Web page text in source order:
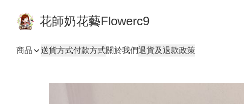
花師奶花藝Flowerc9
商品 送貨方式付款方式關於我們退貨及退款政策